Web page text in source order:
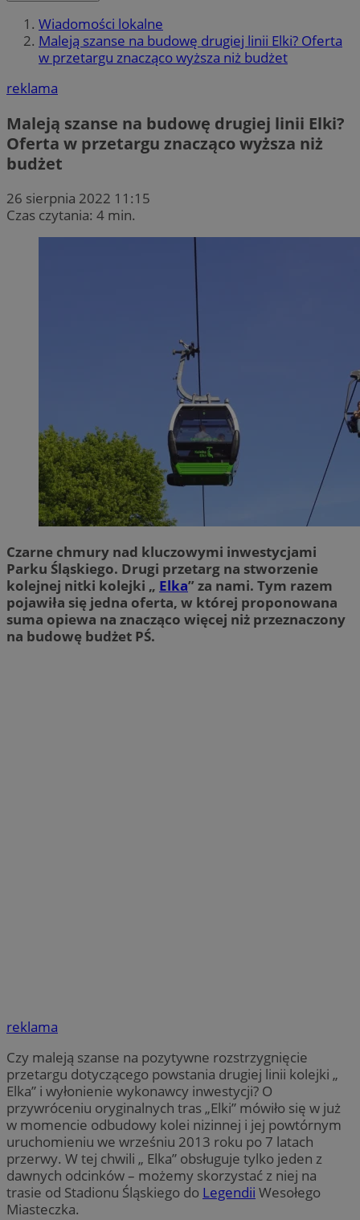
Wiadomości lokalne
Maleją szanse na budowę drugiej linii Elki? Oferta
w przetargu znacząco wyższa niż budżet
reklama
Maleją szanse na budowę drugiej linii Elki?
Oferta w przetargu znacząco wyższa niż
budżet
26 sierpnia 2022 11:15
Czas czytania: 4 min.
Czarne chmury nad kluczowymi inwestycjami
Parku Śląskiego. Drugi przetarg na stworzenie
kolejnej nitki kolejki „ Elka” za nami. Tym razem
pojawiła się jedna oferta, w której proponowana
suma opiewa na znacząco więcej niż przeznaczony
na budowę budżet PŚ.
reklama
Czy maleją szanse na pozytywne rozstrzygnięcie
przetargu dotyczącego powstania drugiej linii kolejki „
Elka” i wyłonienie wykonawcy inwestycji? O
przywróceniu oryginalnych tras „Elki” mówiło się w już
w momencie odbudowy kolei nizinnej i jej powtórnym
uruchomieniu we wrześniu 2013 roku po 7 latach
przerwy. W tej chwili „ Elka” obsługuje tylko jeden z
dawnych odcinków – możemy skorzystać z niej na
trasie od Stadionu Śląskiego do Legendii Wesołego
Miasteczka.